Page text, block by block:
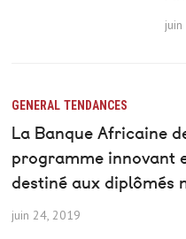
GENERAL TENDANCES
La Banque Africaine
programme innovant
destiné aux diplômés
juin 24, 2019